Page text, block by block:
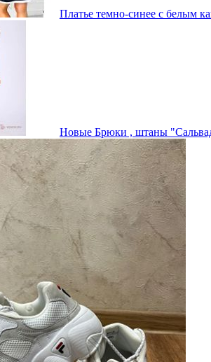
Платье темно-синее с белым
Новые Брюки , штаны